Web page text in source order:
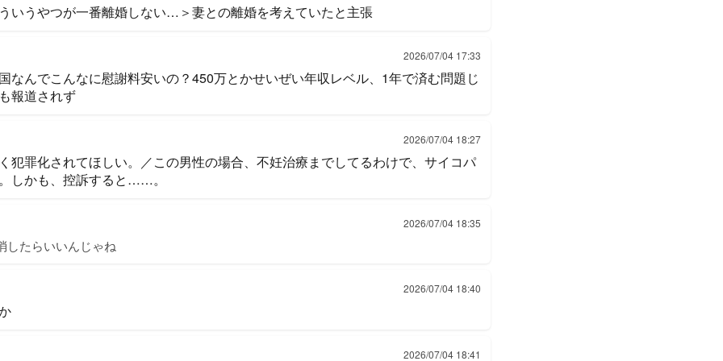
いうやつが一番離婚しない…＞妻との離婚を考えていたと主張
2026/07/04 17:33
なんでこんなに慰謝料安いの？450万とかせいぜい年収レベル、1年で済む問題じ
報道されず
2026/07/04 18:27
犯罪化されてほしい。／この男性の場合、不妊治療までしてるわけで、サイコパ
しかも、控訴すると……。
2026/07/04 18:35
したらいいんじゃね
2026/07/04 18:40
2026/07/04 18:41